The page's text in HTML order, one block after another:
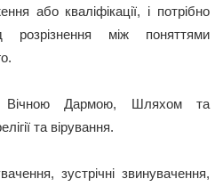
або кваліфікації, і потрібно
розрізнення між поняттями
Вічною Дармою, Шляхом та
та вірування.
зустрічні звинувачення,